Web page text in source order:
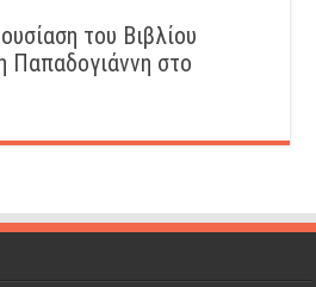
του Βιβλίου
Παπαδογιάννη στο